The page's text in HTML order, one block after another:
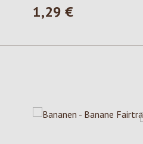
Prezzo normale:
1,29 €